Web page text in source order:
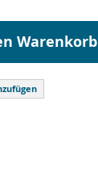
Warenkorb